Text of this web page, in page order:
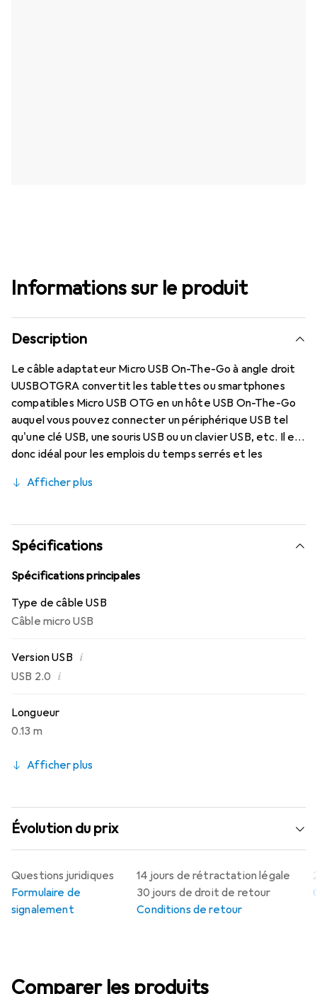
Informations sur le produit
Description
Le câble adaptateur Micro USB On-The-Go à angle droit
UUSBOTGRA convertit les tablettes ou smartphones
compatibles Micro USB OTG en un hôte USB On-The-Go
auquel vous pouvez connecter un périphérique USB tel
qu'une clé USB, une souris USB ou un clavier USB, etc. Il est
donc idéal pour les emplois du temps serrés et les
Grâce au connecteur Micro USB à angle droit, vous pouvez
pouvoir toujours accéder facilement au dispositif mobile
et à réduire la charge de traction sur le connecteur. Le
câble adaptateur OTG est conçu pour une durabilité
maximale et fabriqué de manière à garantir des
Afficher plus
Spécifications
Spécifications principales
Type de câble USB
Câble micro USB
Version USB i
USB 2.0 i
Longueur
0.13 m
Afficher plus
Évolution du prix
14 jours de rétractation légale
30 jours de droit de retour
Conditions de retour
Questions juridiques
Formulaire de
signalement
Comparer les produits